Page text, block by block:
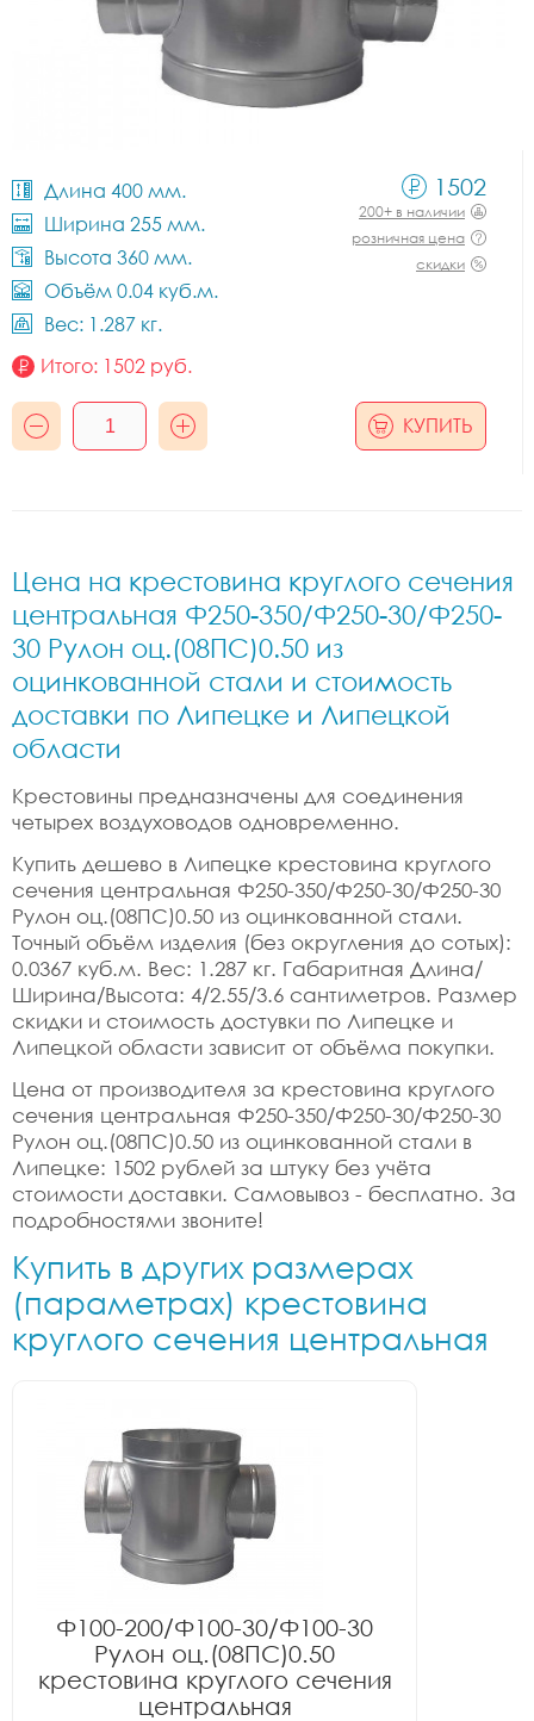
Длина 400 мм.
Ширина 255 мм.
Высота 360 мм.
Объём 0.04 куб.м.
Вес: 1.287 кг.
1502
200+ в наличии
розничная цена
скидки
Итого: 1502 руб.
КУПИТЬ
Цена на крестовина круглого сечения
центральная Ф250-350/Ф250-30/Ф250-
30 Рулон оц.(08ПС)0.50 из
оцинкованной стали и стоимость
доставки по Липецке и Липецкой
области
Крестовины предназначены для соединения
четырех воздуховодов одновременно.
Купить дешево в Липецке крестовина круглого
сечения центральная Ф250-350/Ф250-30/Ф250-30
Рулон оц.(08ПС)0.50 из оцинкованной стали.
Точный объём изделия (без округления до сотых):
0.0367 куб.м. Вес: 1.287 кг. Габаритная Длина/
Ширина/Высота: 4/2.55/3.6 сантиметров. Размер
скидки и стоимость достувки по Липецке и
Липецкой области зависит от объёма покупки.
Цена от производителя за крестовина круглого
сечения центральная Ф250-350/Ф250-30/Ф250-30
Рулон оц.(08ПС)0.50 из оцинкованной стали в
Липецке: 1502 рублей за штуку без учёта
стоимости доставки. Самовывоз - бесплатно. За
подробностями звоните!
Купить в других размерах
(параметрах) крестовина
круглого сечения центральная
Ф100-200/Ф100-30/Ф100-30
Рулон оц.(08ПС)0.50
крестовина круглого сечения
центральная